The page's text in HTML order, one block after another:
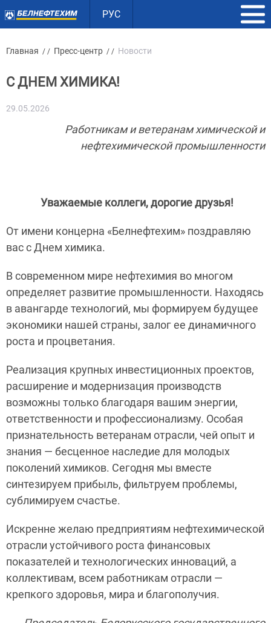
РУС
Главная / / Пресс-центр / / Новости
С ДНЕМ ХИМИКА!
29.05.2026
Работникам и ветеранам химической и
нефтехимической промышленности
Уважаемые коллеги, дорогие друзья!
От имени концерна «Белнефтехим» поздравляю
вас с Днем химика.
В современном мире нефтехимия во многом
определяет развитие промышленности. Находясь
в авангарде технологий, мы формируем будущее
экономики нашей страны, залог ее динамичного
роста и процветания.
Реализация крупных инвестиционных проектов,
расширение и модернизация производств
возможны только благодаря вашим энергии,
ответственности и профессионализму. Особая
признательность ветеранам отрасли, чей опыт и
знания — бесценное наследие для молодых
поколений химиков. Сегодня мы вместе
синтезируем прибыль, фильтруем проблемы,
сублимируем счастье.
Искренне желаю предприятиям нефтехимической
отрасли устойчивого роста финансовых
показателей и технологических инноваций, а
коллективам, всем работникам отрасли —
крепкого здоровья, мира и благополучия.